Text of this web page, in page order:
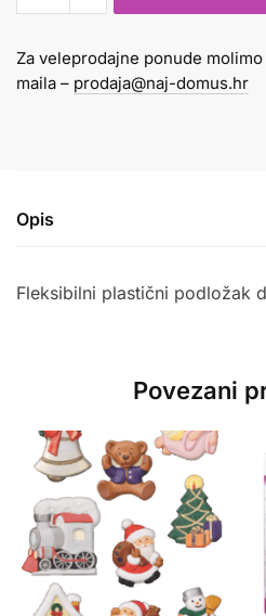
za
gline
količina
Za veleprodajne ponude
maila – prodaja@naj-domus.hr
Opis
Fleksibilni plastični podložak
Povezani